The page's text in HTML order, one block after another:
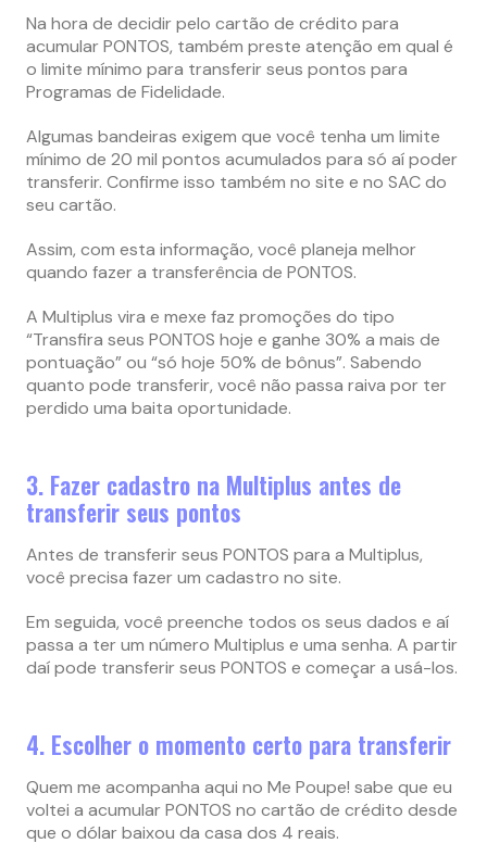
Na hora de decidir pelo cartão de crédito para
acumular PONTOS, também preste atenção em qual é
o limite mínimo para transferir seus pontos para
Programas de Fidelidade.
Algumas bandeiras exigem que você tenha um limite
mínimo de 20 mil pontos acumulados para só aí poder
transferir. Confirme isso também no site e no SAC do
seu cartão.
Assim, com esta informação, você planeja melhor
quando fazer a transferência de PONTOS.
A Multiplus vira e mexe faz promoções do tipo
“Transfira seus PONTOS hoje e ganhe 30% a mais de
pontuação” ou “só hoje 50% de bônus”. Sabendo
quanto pode transferir, você não passa raiva por ter
perdido uma baita oportunidade.
3. Fazer cadastro na Multiplus antes de
transferir seus pontos
Antes de transferir seus PONTOS para a Multiplus,
você precisa fazer um cadastro no site.
Em seguida, você preenche todos os seus dados e aí
passa a ter um número Multiplus e uma senha. A partir
daí pode transferir seus PONTOS e começar a usá-los.
4. Escolher o momento certo para transferir
Quem me acompanha aqui no Me Poupe! sabe que eu
voltei a acumular PONTOS no cartão de crédito desde
que o dólar baixou da casa dos 4 reais.